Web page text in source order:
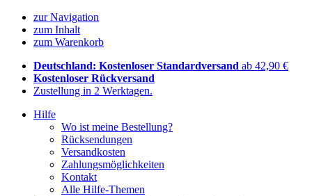
zur Navigation
zum Inhalt
zum Warenkorb
Deutschland: Kostenloser Standardversand ab 42,90 €
Kostenloser Rückversand
Zustellung in 2 Werktagen.
Hilfe
Wo ist meine Bestellung?
Rücksendungen
Versandkosten
Zahlungsmöglichkeiten
Kontakt
Alle Hilfe-Themen